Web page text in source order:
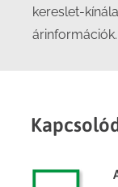
kereslet-
árinformációk.